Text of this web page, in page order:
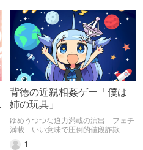
背徳の近親相姦ゲー「僕は
姉の玩具」
ゆめうつつな迫力満載の演出 フェチ
満載 いい意味で圧倒的値段詐欺
1